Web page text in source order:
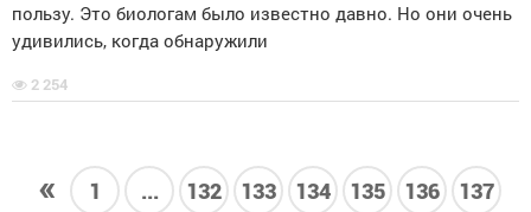
пользу. Это биологам было известно давно. Но они очень
удивились, когда обнаружили
2 254
« 1 ... 132 133 134 135 136 137